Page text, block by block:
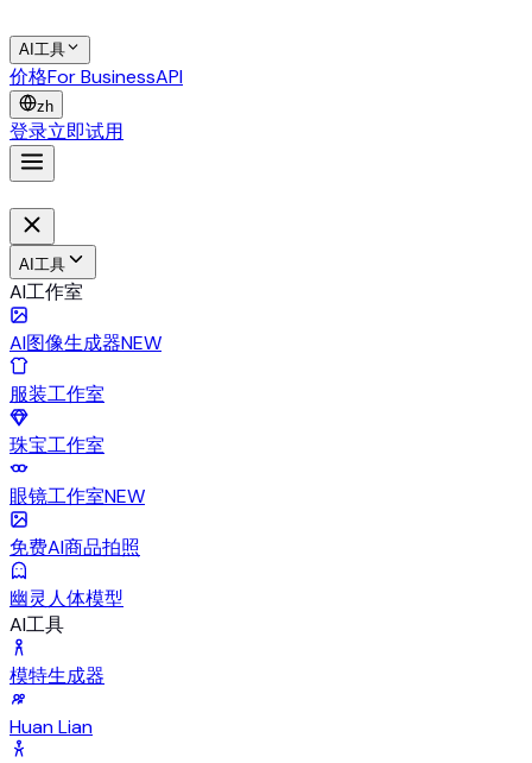
AI工具
价格For BusinessAPI
zh
登录立即试用
AI工具
AI工作室
AI图像生成器NEW
服装工作室
珠宝工作室
眼镜工作室NEW
免费AI商品拍照
幽灵人体模型
AI工具
模特生成器
Huan Lian